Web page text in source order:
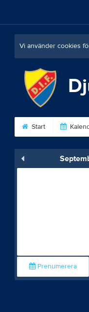
Vi använder cookies
Start
Prenumerera